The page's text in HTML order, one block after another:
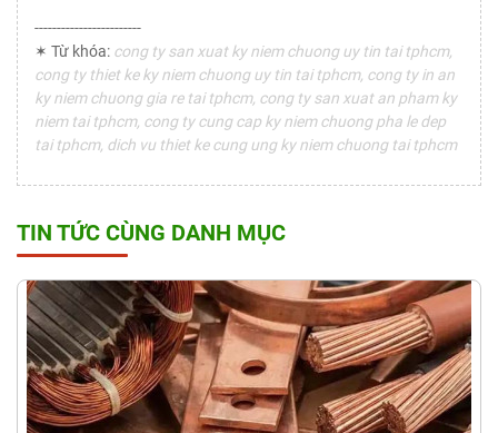
------------------------
✶ Từ khóa: cong ty san xuat ky niem chuong uy tin tai tphcm,
cong ty thiet ke ky niem chuong uy tin tai tphcm, cong ty in an
ky niem chuong gia re tai tphcm, cong ty san xuat an pham ky
niem tai tphcm, cong ty cung cap ky niem chuong pha le dep
tai tphcm, dich vu thiet ke cung ung ky niem chuong tai tphcm
TIN TỨC CÙNG DANH MỤC